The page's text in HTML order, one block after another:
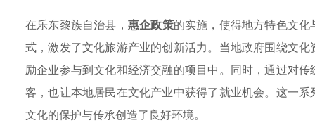
在乐东黎族自治县， 惠企政策的实施，使得地方特色文
式，激发了文化旅游产业的创新活力。当地政府围绕文
励企业参与到文化和经济交融的项目中。同时，通过对
客，也让本地居民在文化产业中获得了就业机会。这一
文化的保护与传承创造了良好环境。